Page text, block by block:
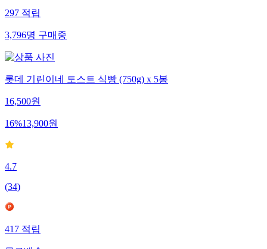
297적립
3,796명구매중
롯데 기린이네 토스트 식빵 (750g) x 5봉
16,500원
16%13,900원
4.7
(34)
417적립